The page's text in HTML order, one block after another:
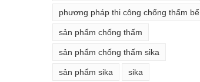
phương pháp thi công chống thấm bể
phốt
sản phẩm chống thấm
sản phẩm chống thấm sika
sản phẩm sika sika